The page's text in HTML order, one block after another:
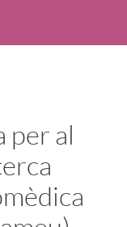
per al